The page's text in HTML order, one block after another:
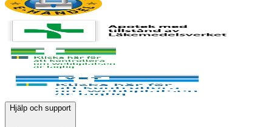
Hjälp och support